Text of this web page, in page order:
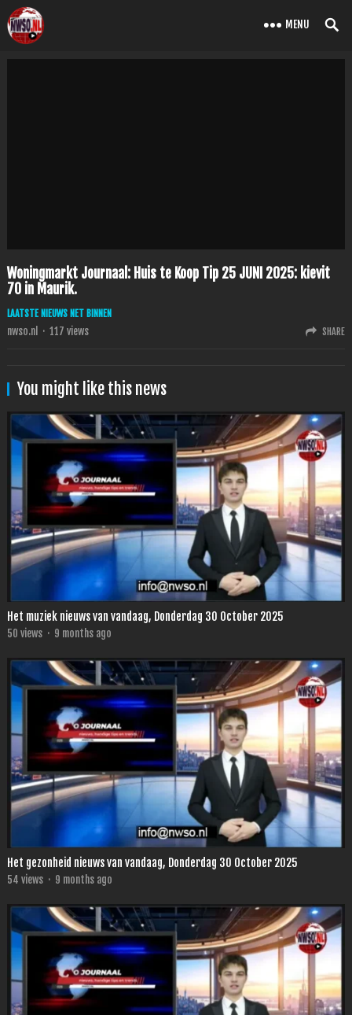
MENU
Woningmarkt Journaal: Huis te Koop Tip 25 JUNI 2025: kievit
70 in Maurik.
LAATSTE NIEUWS NET BINNEN
nwso.nl · 117 views SHARE
You might like this news
Het muziek nieuws van vandaag, Donderdag 30 October 2025
50 views · 9 months ago
Het gezonheid nieuws van vandaag, Donderdag 30 October 2025
54 views · 9 months ago